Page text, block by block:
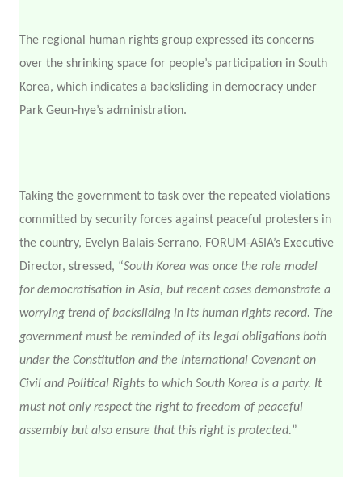
The regional human rights group expressed its concerns
over the shrinking space for people’s participation in South
Korea, which indicates a backsliding in democracy under
Park Geun-hye’s administration.
Taking the government to task over the repeated violations
committed by security forces against peaceful protesters in
the country, Evelyn Balais-Serrano, FORUM-ASIA’s Executive
Director, stressed, “South Korea was once the role model
for democratisation in Asia, but recent cases demonstrate a
worrying trend of backsliding in its human rights record. The
government must be reminded of its legal obligations both
under the Constitution and the International Covenant on
Civil and Political Rights to which South Korea is a party. It
must not only respect the right to freedom of peaceful
assembly but also ensure that this right is protected.”